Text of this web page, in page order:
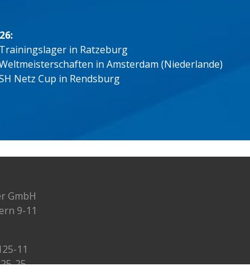
Trainingslager in Ratzeburg
in Amsterdam (Niederlande)
Netz Cup in Rendsburg
GmbH
9-11
11
25